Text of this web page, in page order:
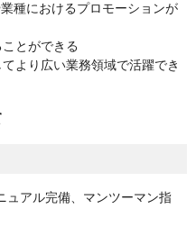
種におけるプロモーションが
とができる
より広い業務領域で活躍でき
ュアル完備、マンツーマン指